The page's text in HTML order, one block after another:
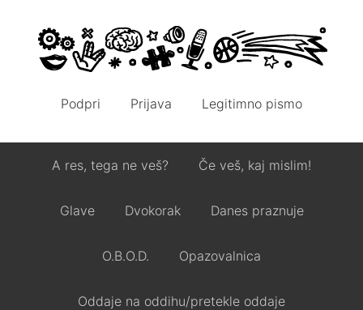
Podpri Prijava Legitimno pismo
A res, tega ne veš? Če veš, kaj mislim!
Glave Dvokorak Danes praznuje
O.B.O.D. Opazovalnica
Oddaje na oddihu/pretekle oddaje